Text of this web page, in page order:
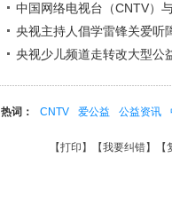
中国网络电视台（CNTV）
央视主持人倡学雷锋关爱听
央视少儿频道走转改大型公
热词： CNTV 爱公益 公益资讯
【打印 】【我要纠错】【